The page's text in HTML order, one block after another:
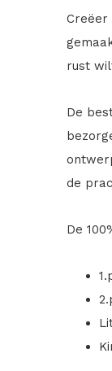
Creëer
rust
De
de
De